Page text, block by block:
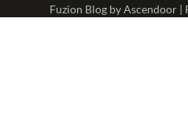
Fuzion Blog byAscendoor |